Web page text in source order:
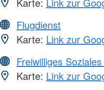
Flugdienst
Karte: Link zur
Freiwilliges
Karte: Link zur